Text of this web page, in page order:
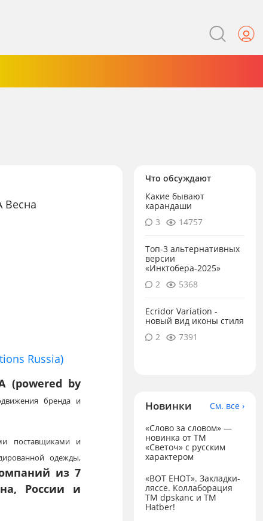
Весна
Russia)
(powered by
бренда и
поставщиками и
одежды,
из 7
России и
Что обсуждают
Какие бывают
карандаши
3
14757
Топ-3 альтернативных
версии
«Инктобера-2025»
2
5368
Ecridor Variation -
новый вид иконы стиля
2
7391
Новинки
См. все ›
«Слово за словом» —
новинка от ТМ
«Светоч» с русским
характером
«ВОТ ЕНОТ». Закладки-
ляссе. Коллаборация
TM dpskanc и ТМ
Hatber!